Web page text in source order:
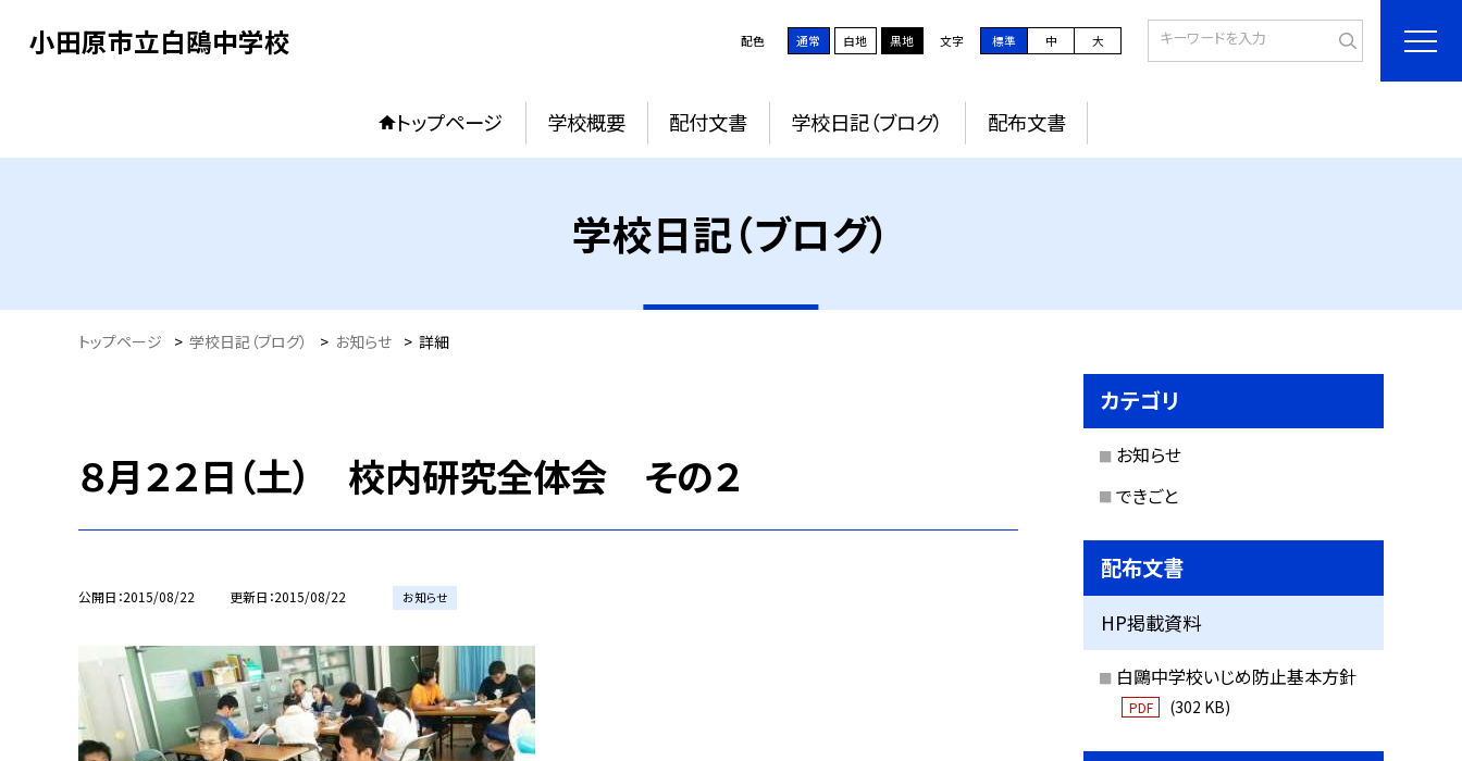
小田原市立白鴎中学校 配色 通常 白地 黒地 文字 標準 中 大
トップページ 学校概要 配付文書 学校日記（ブログ） 配布文書
学校日記（ブログ）
トップページ > 学校日記（ブログ） > お知らせ > 詳細
８月２２日（土） 校内研究全体会 その２
公開日 2015/08/22 更新日 2015/08/22 お知らせ
カテゴリ
お知らせ
できごと
配布文書
HP掲載資料
白鷗中学校いじめ防止基本方針
PDF (302 KB)